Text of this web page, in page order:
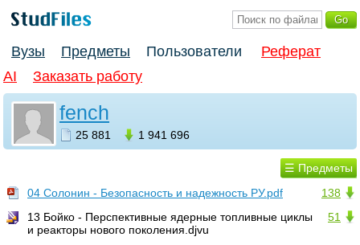
Вузы Предметы Пользователи
Реферат
AI
Заказать работу
fench
25 881 1 941 696
☰ Предметы
138
04 Солонин - Безопасность и надежность РУ.pdf
51
13 Бойко - Перспективные ядерные топливные циклы
и реакторы нового поколения.djvu